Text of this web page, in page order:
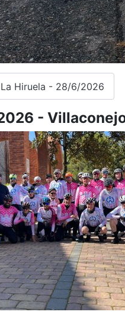
Hiruela - 28/6/2026
-